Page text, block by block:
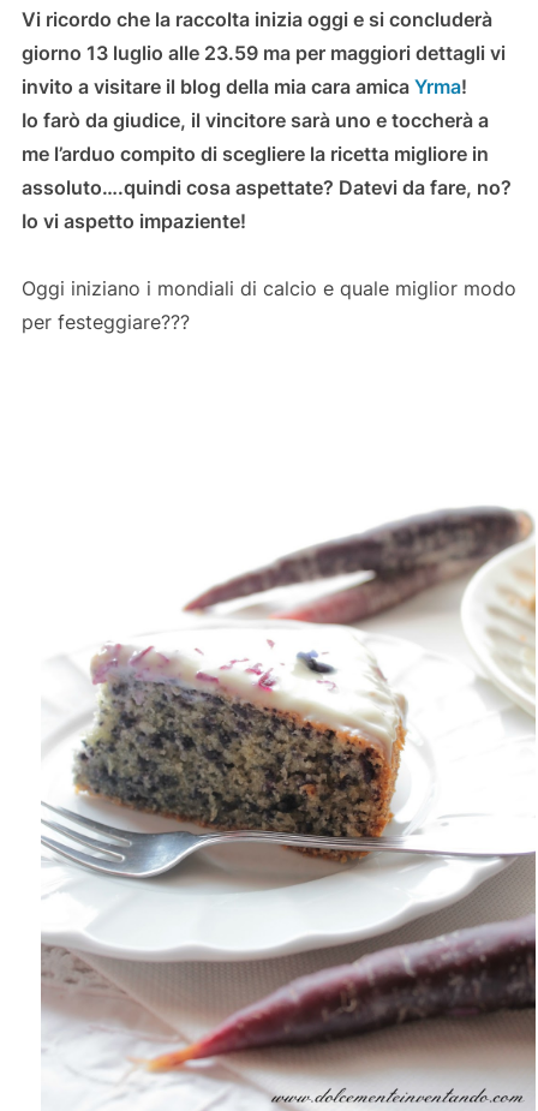
Vi ricordo che la raccolta inizia oggi e si concluderà
giorno 13 luglio alle 23.59 ma per maggiori dettagli vi
invito a visitare il blog della mia cara amica Yrma!
Io farò da giudice, il vincitore sarà uno e toccherà a
me l’arduo compito di scegliere la ricetta migliore in
assoluto….quindi cosa aspettate? Datevi da fare, no?
Io vi aspetto impaziente!
Oggi iniziano i mondiali di calcio e quale miglior modo
per festeggiare???